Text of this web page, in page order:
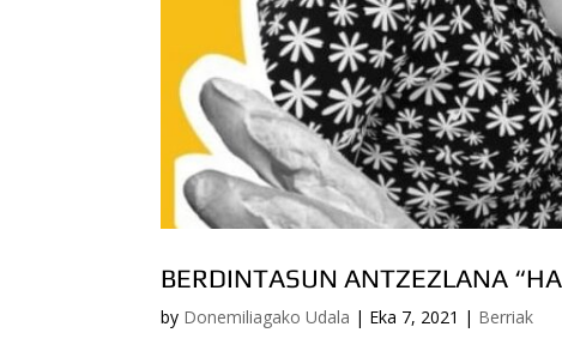
BERDINTASUN ANTZEZLANA
by Donemiliagako Udala | Eka 7, 2021 | Berriak